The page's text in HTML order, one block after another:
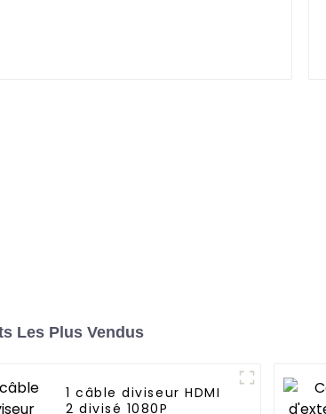
Les Plus Vendus
1 câble diviseur HDMI
2 divisé 1080P